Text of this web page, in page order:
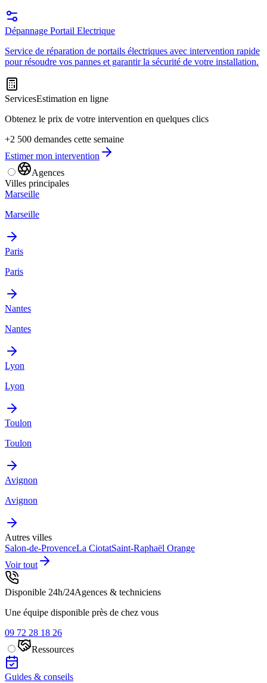
Dépannage Portail Electrique
Service de réparation de portails électriques avec intervention rapide
pour résoudre vos pannes et garantir la sécurité de votre installation.
ServicesEstimation en ligne
Obtenez le prix de votre intervention en quelques clics
+2 500 demandes cette semaine
Estimer mon intervention
Agences
Villes principales
Marseille
Marseille
Paris
Paris
Nantes
Nantes
Lyon
Lyon
Toulon
Toulon
Avignon
Avignon
Autres villes
Salon-de-ProvenceLa CiotatSaint-Raphaël Orange
Voir tout
Disponible 24h/24Agences & techniciens
Une équipe disponible près de chez vous
09 72 28 18 26
Ressources
Guides & conseils